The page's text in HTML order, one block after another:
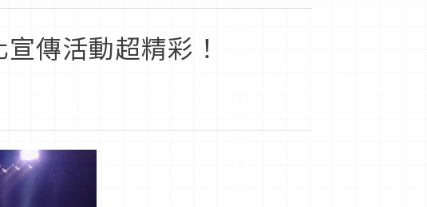
傳活動超精彩！